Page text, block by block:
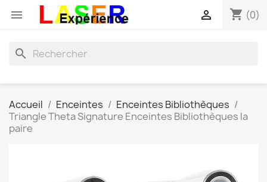
 shopping_cart (0)

search
Accueil Enceintes
Enceintes Bibliothèques
Triangle Theta Signature Enceintes Bibliothèques la
paire